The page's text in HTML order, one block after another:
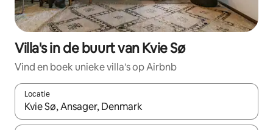
Villa's in de buurt van Kvie Sø
Vind en boek unieke villa's op Airbnb
Locatie
Wanneer er suggesties beschikbaar zijn, maak je een keuze